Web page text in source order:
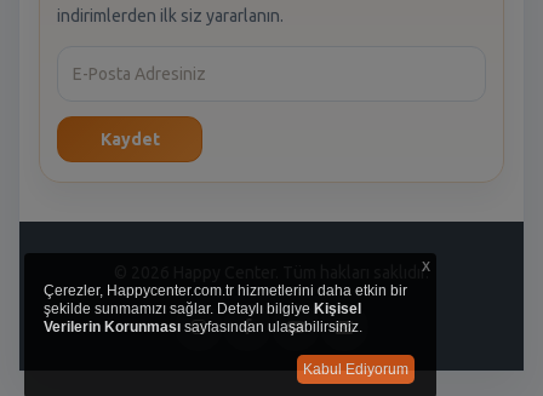
indirimlerden ilk siz yararlanın.
Kaydet
© 2026 Happy Center. Tüm hakları saklıdır.
x
Çerezler, Happycenter.com.tr hizmetlerini daha etkin bir
şekilde sunmamızı sağlar. Detaylı bilgiye Kişisel
Verilerin Korunması sayfasından ulaşabilirsiniz.
Kabul Ediyorum